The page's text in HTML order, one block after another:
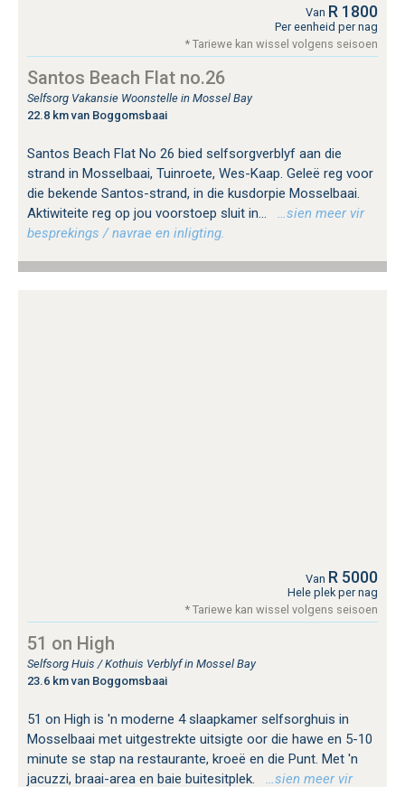
Van R 1800
Per eenheid per nag
* Tariewe kan wissel volgens seisoen
Santos Beach Flat no.26
Selfsorg Vakansie Woonstelle in Mossel Bay
22.8 km van Boggomsbaai
Santos Beach Flat No 26 bied selfsorgverblyf aan die
strand in Mosselbaai, Tuinroete, Wes-Kaap. Geleë reg voor
die bekende Santos-strand, in die kusdorpie Mosselbaai.
Aktiwiteite reg op jou voorstoep sluit in...
…sien meer vir
besprekings / navrae en inligting.
Van R 5000
Hele plek per nag
* Tariewe kan wissel volgens seisoen
51 on High
Selfsorg Huis / Kothuis Verblyf in Mossel Bay
23.6 km van Boggomsbaai
51 on High is 'n moderne 4 slaapkamer selfsorghuis in
Mosselbaai met uitgestrekte uitsigte oor die hawe en 5-10
minute se stap na restaurante, kroeë en die Punt. Met 'n
jacuzzi, braai-area en baie buitesitplek.
…sien meer vir